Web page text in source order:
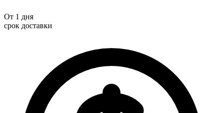
От 1 дня
срок доставки